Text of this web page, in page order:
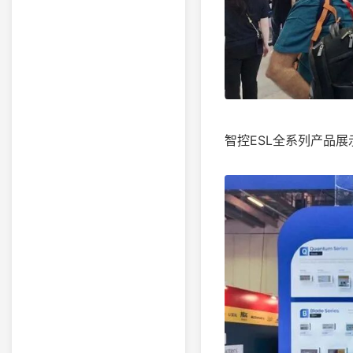
智控ESL全系列产品展